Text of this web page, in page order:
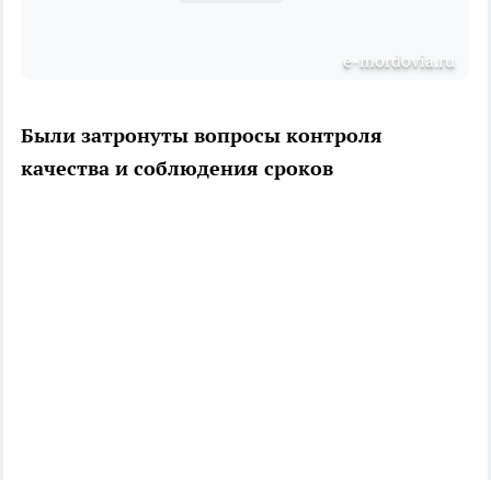
e-mordovia.ru
Были затронуты вопросы контроля
качества и соблюдения сроков